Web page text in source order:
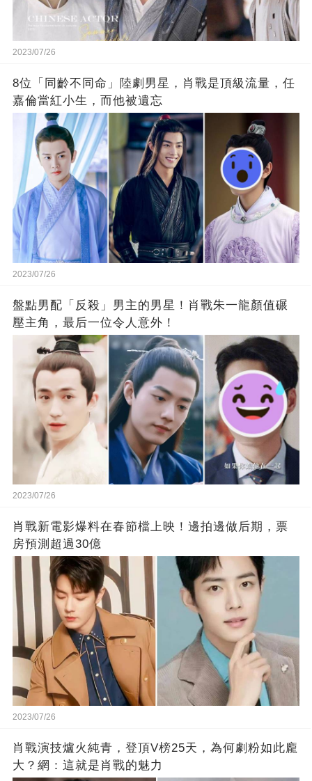
2023/07/26
8位「同齡不同命」陸劇男星，肖戰是頂級流量，任
嘉倫當紅小生，而他被遺忘
2023/07/26
盤點男配「反殺」男主的男星！肖戰朱一龍顏值碾
壓主角，最后一位令人意外！
2023/07/26
肖戰新電影爆料在春節檔上映！邊拍邊做后期，票
房預測超過30億
2023/07/26
肖戰演技爐火純青，登頂V榜25天，為何劇粉如此龐
大？網：這就是肖戰的魅力